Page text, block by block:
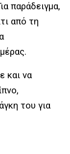
παράδειγμα,
από τη
και να
του για